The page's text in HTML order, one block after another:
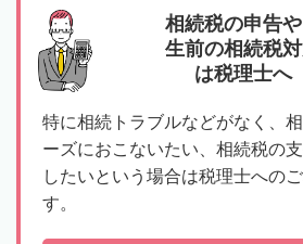
相続税の申告や
生前の相続税
は税理士へ
特に相続トラブルなどがなく、
ーズにおこないたい、相続税の
したいという場合は税理士への
す。